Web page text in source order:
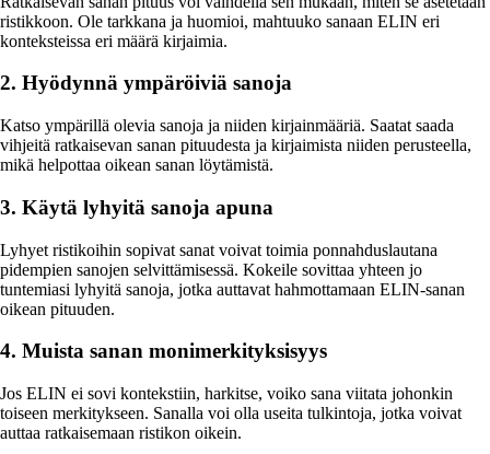
ristikkoon. Ole tarkkana ja huomioi, mahtuuko sanaan ELIN eri
konteksteissa eri määrä kirjaimia.
2. Hyödynnä ympäröiviä sanoja
Katso ympärillä olevia sanoja ja niiden kirjainmääriä. Saatat saada
vihjeitä ratkaisevan sanan pituudesta ja kirjaimista niiden perusteella,
mikä helpottaa oikean sanan löytämistä.
3. Käytä lyhyitä sanoja apuna
Lyhyet ristikoihin sopivat sanat voivat toimia ponnahduslautana
pidempien sanojen selvittämisessä. Kokeile sovittaa yhteen jo
tuntemiasi lyhyitä sanoja, jotka auttavat hahmottamaan ELIN-sanan
oikean pituuden.
4. Muista sanan monimerkityksisyys
Jos ELIN ei sovi kontekstiin, harkitse, voiko sana viitata johonkin
toiseen merkitykseen. Sanalla voi olla useita tulkintoja, jotka voivat
auttaa ratkaisemaan ristikon oikein.